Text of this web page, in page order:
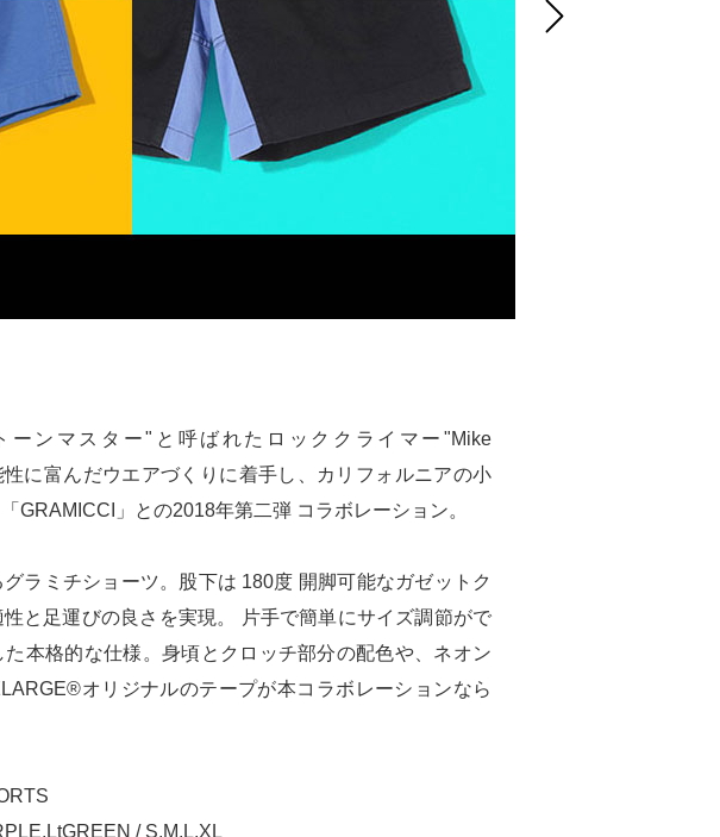
ーンマスター"と呼ばれたロッククライマー"Mike
に富んだウエアづくりに着手し、カリフォルニアの小
GRAMICCI」との2018年第二弾 コラボレーション。
ラミチショーツ。股下は 180度 開脚可能なガゼットク
と足運びの良さを実現。 片手で簡単にサイズ調節がで
本格的な仕様。身頃とクロッチ部分の配色や、ネオン
オリジナルのテープが本コラボレーションなら
/ S,M,L,XL